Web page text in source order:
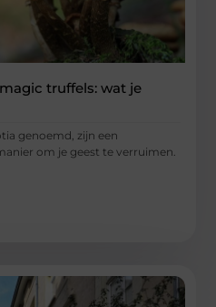
truffels: wat je
genoemd, zijn een
om je geest te verruimen.